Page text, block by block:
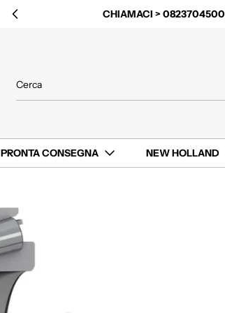
CHIAMACI > 0823704500
PRONTA CONSEGNA NEW HOLLAND